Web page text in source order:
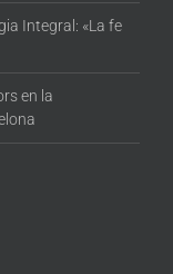
Integral: «La fe
en la